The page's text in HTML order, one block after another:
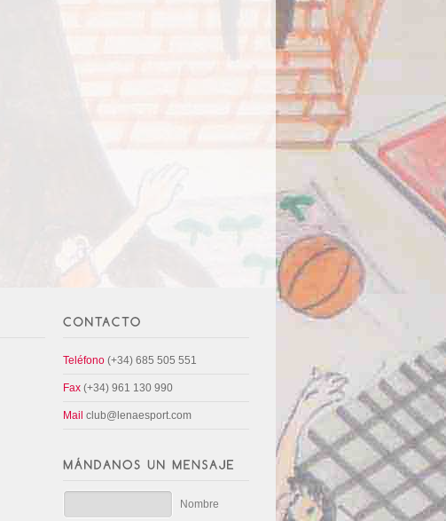
Teléfono (+34) 685 505 551
Fax (+34) 961 130 990
Mail club@lenaesport.com
Nombre